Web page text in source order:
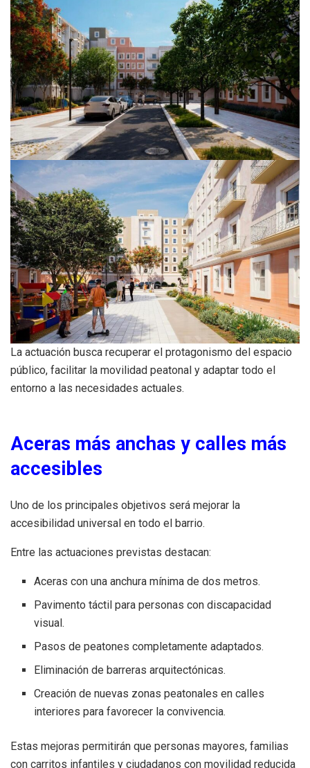
La actuación busca recuperar el protagonismo del espacio
público, facilitar la movilidad peatonal y adaptar todo el
entorno a las necesidades actuales.
Aceras más anchas y calles más
accesibles
Uno de los principales objetivos será mejorar la
accesibilidad universal en todo el barrio.
Entre las actuaciones previstas destacan:
Aceras con una anchura mínima de dos metros.
Pavimento táctil para personas con discapacidad
visual.
Pasos de peatones completamente adaptados.
Eliminación de barreras arquitectónicas.
Creación de nuevas zonas peatonales en calles
interiores para favorecer la convivencia.
Estas mejoras permitirán que personas mayores, familias
con carritos infantiles y ciudadanos con movilidad reducida